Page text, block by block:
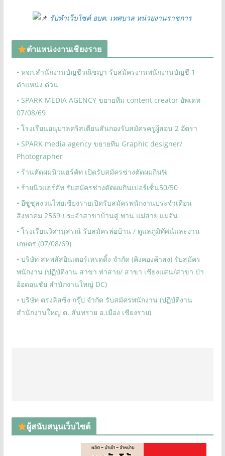
รับทำเว็บไซต์ อบต. เทศบาล หน่วยงานราชการ
ตำแหน่งงานเชียงราย
• หจก.สำนักงานบัญชีวณิชญา รับสมัครงานพนักงานบัญชี 1
ตำแหน่ง ด่วน
• SPARK MEDIA AGENCY ขยายทีม content creator อัพเดท
07/08/69
• โรงเรียนอนุบาลคริสเตียนสันกองรับสมัครครูผู้สอน 2 อัตรา
• SPARK media agency ขยายทีม Graphic designer/
Photographer
• ร้านตัดผมนิวแฮร์คัท เปิดรับสมัครช่างตัดผมกิน%
• ร้ายนิวแฮร์คัท รับสมัครช่างตัดผมกินเปอร์เซ็น50/50
• อีซูซุสงวนไทยเชียงรายเปิดรับสมัครพนักงานประจำเดือน
สิงหาคม 2569 ประจำสาขาบ้านดู่ พาน แม่สาย แม่จัน
• โรงเรียนวิศานุสรณ์ รับสมัครพ่อบ้าน / ดูแลภูมิทัศน์และงาน
เกษตร (07/08/69)
• บริษัท สหพลัสอินเตอร์เทรดดิ้ง จำกัด (คิงคองค้าส่ง) รับสมัคร
พนักงาน (ปฏิบัติงาน สาขา ท่าสาย/ สาขา เชียงแสน/สาขา ป่า
อ้อดอนชัย สำนักงานใหญ่ DC)
• บริษัท ตรงลิสซิ่ง กรุ๊ป จำกัด รับสมัครพนักงาน (ปฏิบัติงาน
สำนักงานใหญ่ ต. สันทราย อ.เมือง เชียงราย)
ผู้สนับสนุนเว็บไซต์